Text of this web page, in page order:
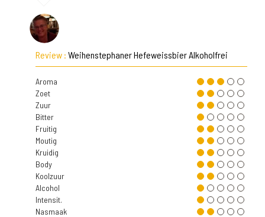
Review : Weihenstephaner Hefeweissbier Alkoholfrei
Aroma
Zoet
Zuur
Bitter
Fruitig
Moutig
Kruidig
Body
Koolzuur
Alcohol
Intensit.
Nasmaak